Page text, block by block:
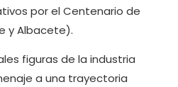
por el Centenario de
y Albacete).
figuras de la industria
a una trayectoria